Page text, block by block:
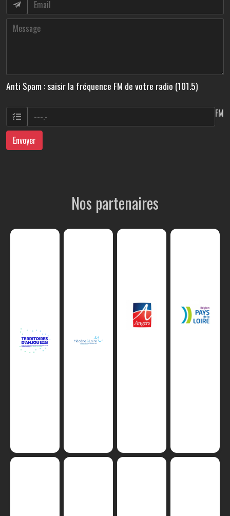
Anti Spam : saisir la fréquence FM de votre radio (101.5)
FM
Envoyer
Nos partenaires